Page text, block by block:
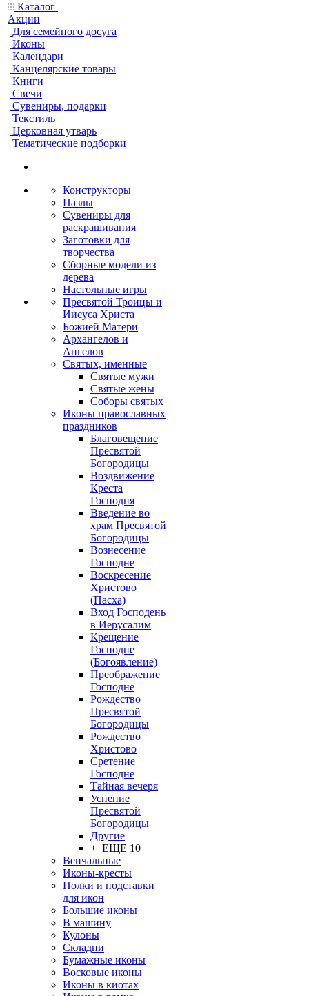
Каталог
Акции
Для семейного досуга
Иконы
Календари
Канцелярские товары
Книги
Свечи
Сувениры, подарки
Текстиль
Церковная утварь
Тематические подборки
Конструкторы
Пазлы
Сувениры для
раскрашивания
Заготовки для
творчества
Сборные модели из
дерева
Настольные игры
Пресвятой Троицы и
Иисуса Христа
Божией Матери
Архангелов и
Ангелов
Святых, именные
Святые мужи
Святые жены
Соборы святых
Иконы православных
праздников
Благовещение
Пресвятой
Богородицы
Воздвижение
Креста
Господня
Введение во
храм Пресвятой
Богородицы
Вознесение
Господне
Воскресение
Христово
(Пасха)
Вход Господень
в Иерусалим
Крещение
Господне
(Богоявление)
Преображение
Господне
Рождество
Пресвятой
Богородицы
Рождество
Христово
Сретение
Господне
Тайная вечеря
Успение
Пресвятой
Богородицы
Другие
+ ЕЩЕ 10
Венчальные
Иконы-кресты
Полки и подставки
для икон
Большие иконы
В машину
Кулоны
Складни
Бумажные иконы
Восковые иконы
Иконы в киотах